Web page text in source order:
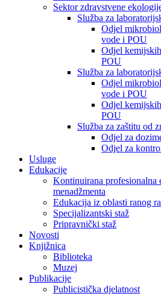
Sektor zdravstvene
Služba za
Odjel
vode i POU
Odjel
POU
Služba za
Odjel
vode i POU
Odjel
POU
Služba za zaštitu od
Odjel za
Odjel za
Usluge
Edukacije
Kontinuirana profesionalna
menadžmenta
Edukacija iz oblasti ranog
Specijalizantski staž
Pripravnički staž
Novosti
Knjižnica
Biblioteka
Muzej
Publikacije
Publicistička djelatnost